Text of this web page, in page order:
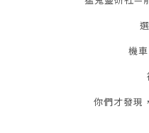
機
你們才發現